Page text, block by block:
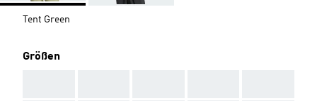
Tent Green
Größen